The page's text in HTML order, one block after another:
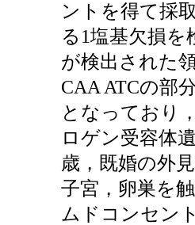
ントを得て採
る1塩基欠損
が検出された
CAA ATCの部
となっており
ロゲン受容体
歳，既婚の外
子宮，卵巣を
ムドコンセン